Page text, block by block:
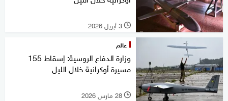
l 3 أبريل 2026
عالم
وزارة الدفاع الروسية: إسقاط 155
مسيرة أوكرانية خلال الليل
l 28 مارس 2026